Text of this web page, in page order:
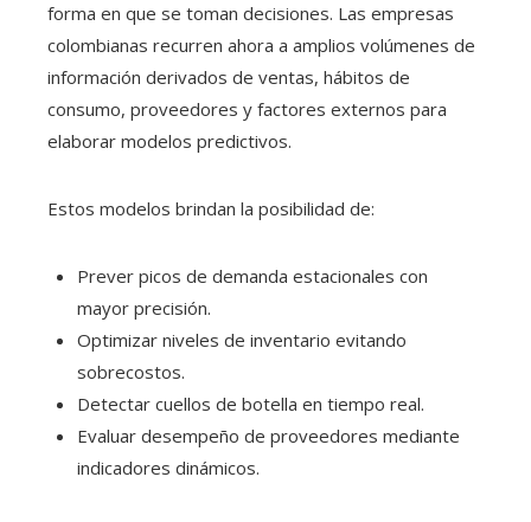
forma en que se toman decisiones. Las empresas
colombianas recurren ahora a amplios volúmenes de
información derivados de ventas, hábitos de
consumo, proveedores y factores externos para
elaborar modelos predictivos.
Estos modelos brindan la posibilidad de:
Prever picos de demanda estacionales con
mayor precisión.
Optimizar niveles de inventario evitando
sobrecostos.
Detectar cuellos de botella en tiempo real.
Evaluar desempeño de proveedores mediante
indicadores dinámicos.